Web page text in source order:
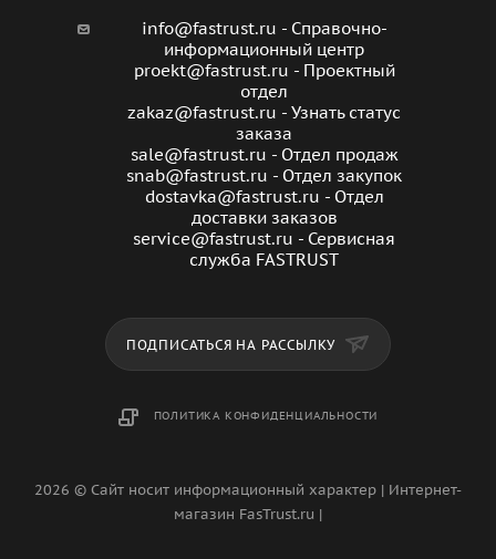
info@fastrust.ru - Справочно-
информационный центр
proekt@fastrust.ru - Проектный
отдел
zakaz@fastrust.ru - Узнать статус
заказа
sale@fastrust.ru - Отдел продаж
snab@fastrust.ru - Отдел закупок
dostavka@fastrust.ru - Отдел
доставки заказов
service@fastrust.ru - Сервисная
служба FASTRUST
ПОДПИСАТЬСЯ НА РАССЫЛКУ
ПОЛИТИКА КОНФИДЕНЦИАЛЬНОСТИ
2026 © Сайт носит информационный характер | Интернет-
магазин FasTrust.ru |